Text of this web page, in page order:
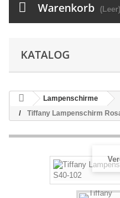
Warenkorb (Leer)
KATALOG
Lampenschirme
Tiffany Lampenschirm